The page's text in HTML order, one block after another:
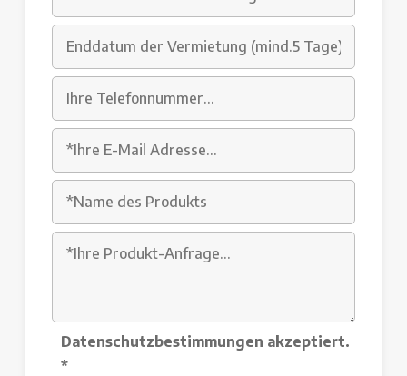
Datenschutzbestimmungen akzeptiert.
*